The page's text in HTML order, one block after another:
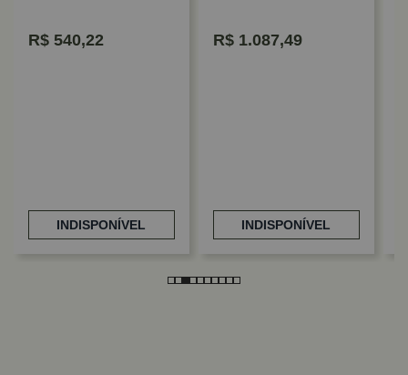
R$ 540,22
INDISPONÍVEL
R$ 1.087,49
INDISPONÍVEL